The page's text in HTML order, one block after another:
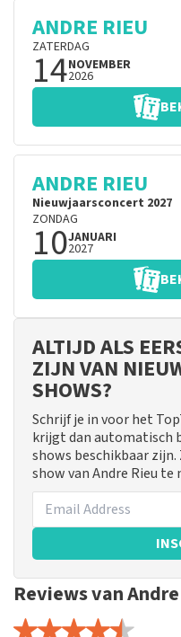
ANDRE RIEU
ZATERDAG
14NOVEMBER
2026
ANDRE RIEU
Nieuwjaarsconcert 2027
ZONDAG
10JANUARI
2027
ALTIJD ALS
ZIJN VAN
SHOWS?
Schrijf je in voor het
krijgt dan automatisch
shows beschikbaar
show van Andre Rieu te
Reviews van